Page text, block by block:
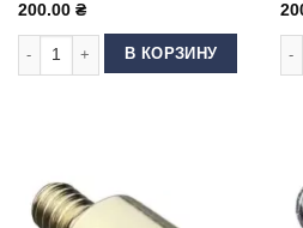
200.00 ₴
Количество товара Матрица
В КОРЗИНУ